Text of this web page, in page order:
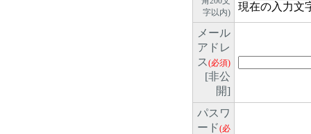
字以内)
現在の入力文
メール
アドレ
ス (必須)
[非公
開]
パスワ
ード(必